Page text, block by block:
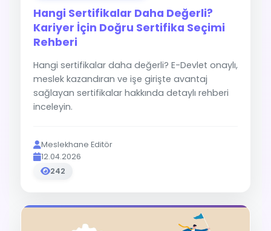
Hangi Sertifikalar Daha Değerli?
Kariyer İçin Doğru Sertifika Seçimi
Rehberi
Hangi sertifikalar daha değerli? E-Devlet onaylı,
meslek kazandıran ve işe girişte avantaj
sağlayan sertifikalar hakkında detaylı rehberi
inceleyin.
Meslekhane Editör
12.04.2026
242